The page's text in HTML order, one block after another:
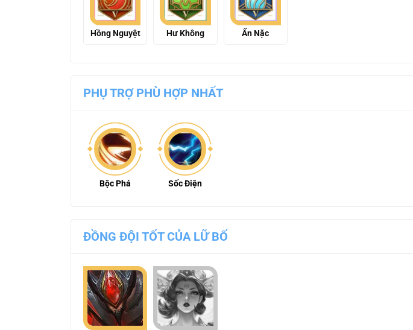
Hồng Nguyệt Hư Không Ẩn Nặc
PHỤ TRỢ PHÙ HỢP NHẤT
Bộc Phá Sốc Điện
ĐỒNG ĐỘI TỐT CỦA LỮ BỐ